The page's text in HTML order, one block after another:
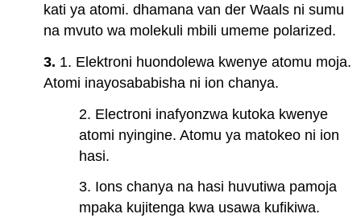
kati ya atomi. dhamana van der Waals ni sumu
na mvuto wa molekuli mbili umeme polarized.
3. 1. Elektroni huondolewa kwenye atomu moja.
Atomi inayosababisha ni ion chanya.
2. Electroni inafyonzwa kutoka kwenye
atomi nyingine. Atomu ya matokeo ni ion
hasi.
3. Ions chanya na hasi huvutiwa pamoja
mpaka kujitenga kwa usawa kufikiwa.